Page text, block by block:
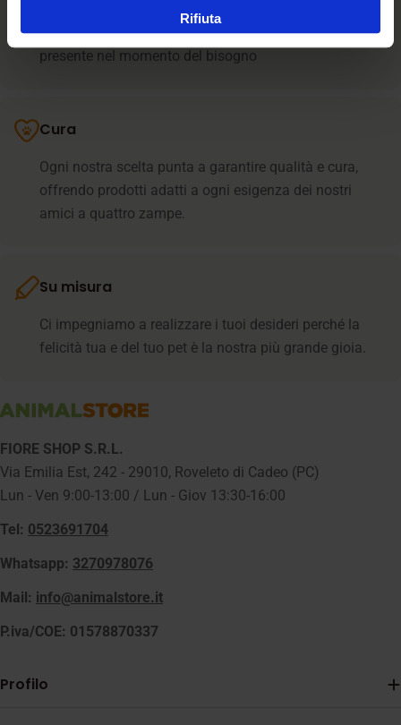
Rifiuta
La relazione umana è il cuore dell’assistenza il nostro
team supporta i clienti in ogni fase e resta sempre
presente nel momento del bisogno
Cura
Ogni nostra scelta punta a garantire qualità e cura,
offrendo prodotti adatti a ogni esigenza dei nostri
amici a quattro zampe.
Su misura
Ci impegniamo a realizzare i tuoi desideri perché la
felicità tua e del tuo pet è la nostra più grande gioia.
FIORE SHOP S.R.L.
Via Emilia Est, 242 - 29010, Roveleto di Cadeo (PC)
Lun - Ven 9:00-13:00 / Lun - Giov 13:30-16:00
Tel: 0523691704
Whatsapp: 3270978076
Mail: info@animalstore.it
P.iva/COE: 01578870337
Profilo